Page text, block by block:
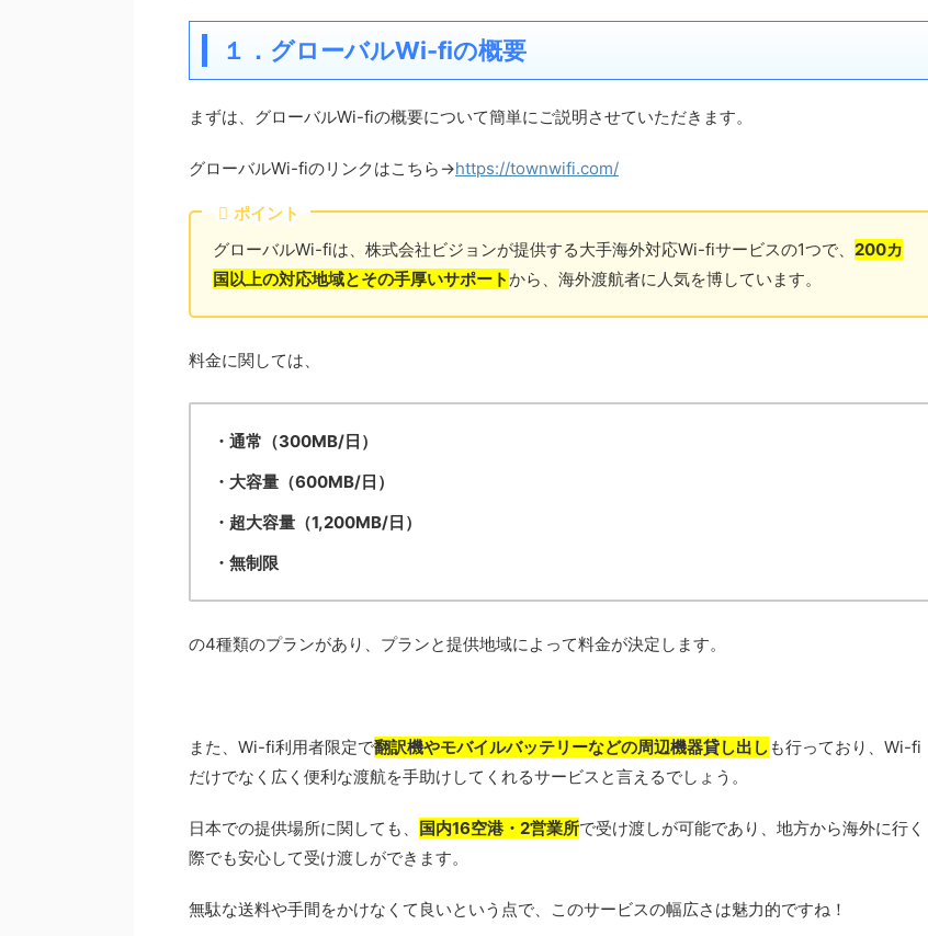
１．グローバルWi-fiの概要
まずは、グローバルWi-fiの概要について簡単にご説明させていただきます。
グローバルWi-fiのリンクはこちら→https://townwifi.com/
ポイント
グローバルWi-fiは、株式会社ビジョンが提供する大手海外対応Wi-fiサービスの1つで、 200カ
国以上の対応地域とその手厚いサポートから、海外渡航者に人気を博しています。
料金に関しては、
・通常（300MB/日）
・大容量（600MB/日）
・超大容量（1,200MB/日）
・無制限
の4種類のプランがあり、プランと提供地域によって料金が決定します。
また、Wi-fi利用者限定で翻訳機やモバイルバッテリーなどの周辺機器貸し出し も行っており、Wi-fi
だけでなく広く便利な渡航を手助けしてくれるサービスと言えるでしょう。
日本での提供場所に関しても、 国内16空港・2営業所で受け渡しが可能であり、地方から海外に行く
際でも安心して受け渡しができます。
無駄な送料や手間をかけなくて良いという点で、このサービスの幅広さは魅力的ですね！